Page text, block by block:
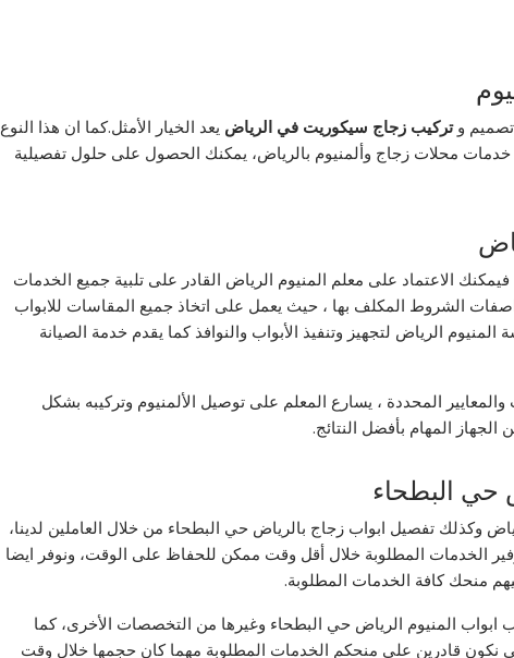
و تركيب زجاج سيكوريت في الرياض يعد الخيار الأمثل.كما ان هذا النوع
خدمات محلات زجاج وألمنيوم بالرياض، يمكنك الحصول على حلول تفصيلية
فيمكنك الاعتماد على معلم المنيوم الرياض القادر على تلبية جميع الخدمات
الشروط المكلف بها ، حيث يعمل على اتخاذ جميع المقاسات للابواب
الرياض لتجهيز وتنفيذ الأبواب والنوافذ كما يقدم خدمة الصيانة
المحددة ، يسارع المعلم على توصيل الألمنيوم وتركيبه بشكل
المهام بأفضل النتائج.
حي البطحاء
وكذلك تفصيل ابواب زجاج بالرياض حي البطحاء من خلال العاملين لدينا،
الخدمات المطلوبة خلال أقل وقت ممكن للحفاظ على الوقت، ونوفر ايضا
منحك كافة الخدمات المطلوبة.
ابواب المنيوم الرياض حي البطحاء وغيرها من التخصصات الأخرى، كما
نكون قادرين على منحكم الخدمات المطلوبة مهما كان حجمها خلال وقت